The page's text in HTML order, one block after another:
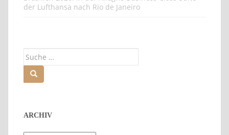
der Lufthansa nach Rio de Janeiro
ARCHIV